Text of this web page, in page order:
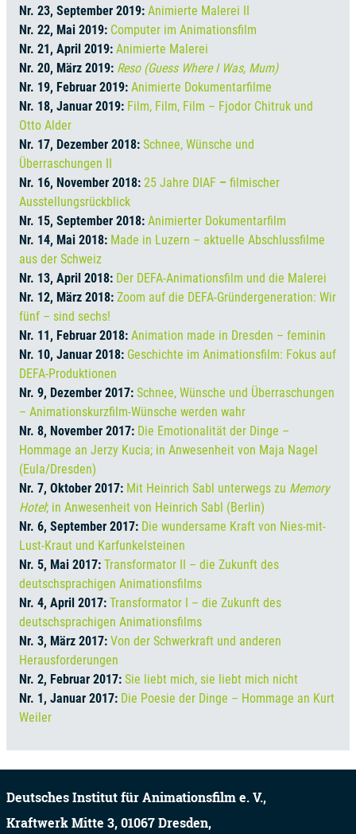
Nr. 23, September 2019: Animierte Malerei II
Nr. 22, Mai 2019: Computer im Animationsfilm
Nr. 21, April 2019: Animierte Malerei
Nr. 20, März 2019: Reso (Guess Where I Was, Mum)
Nr. 19, Februar 2019: Animierte Dokumentarfilme
Nr. 18, Januar 2019: Film, Film, Film – Fjodor Chitruk und
Otto Alder
Nr. 17, Dezember 2018: Schnee, Wünsche und
Überraschungen II
Nr. 16, November 2018: 25 Jahre DIAF – filmischer
Ausstellungsrückblick
Nr. 15, September 2018: Animierter Dokumentarfilm
Nr. 14, Mai 2018: Made in Luzern – aktuelle Abschlussfilme
aus der Schweiz
Nr. 13, April 2018: Der DEFA-Animationsfilm und die Malerei
Nr. 12, März 2018: Zoom auf die DEFA-Gründergeneration: Wir
fünf – sind sechs!
Nr. 11, Februar 2018: Animation made in Dresden – feminin
Nr. 10, Januar 2018: Geschichte im Animationsfilm: Fokus auf
DEFA-Produktionen
Nr. 9, Dezember 2017: Schnee, Wünsche und Überraschungen
– Animationskurzfilm-Wünsche werden wahr
Nr. 8, November 2017: Die Emotionalität der Dinge –
Hommage an Jerzy Kucia; in Anwesenheit von Maja Nagel
(Eula/Dresden)
Nr. 7, Oktober 2017: Mit Heinrich Sabl unterwegs zu Memory
Hotel; in Anwesenheit von Heinrich Sabl (Berlin)
Nr. 6, September 2017: Die wundersame Kraft von Nies-mit-
Lust-Kraut und Karfunkelsteinen
Nr. 5, Mai 2017: Transformator II – die Zukunft des
deutschsprachigen Animationsfilms
Nr. 4, April 2017: Transformator I – die Zukunft des
deutschsprachigen Animationsfilms
Nr. 3, März 2017: Von der Schwerkraft und anderen
Herausforderungen
Nr. 2, Februar 2017: Sie liebt mich, sie liebt mich nicht
Nr. 1, Januar 2017: Die Poesie der Dinge – Hommage an Kurt
Weiler
Deutsches Institut für Animationsfilm e. V.,
Kraftwerk Mitte 3,01067Dresden,